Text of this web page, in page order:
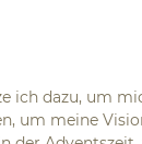
ich dazu, um
um meine